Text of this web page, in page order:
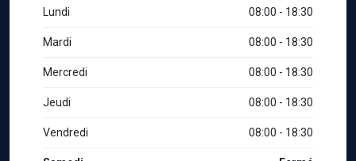
Lundi 08:00 - 18:30
Mardi 08:00 - 18:30
Mercredi 08:00 - 18:30
Jeudi 08:00 - 18:30
Vendredi 08:00 - 18:30